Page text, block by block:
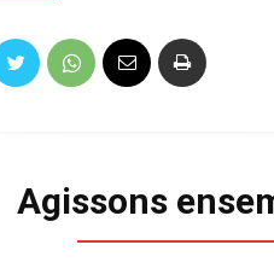
Agissons